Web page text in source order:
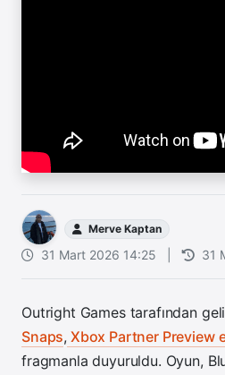
Merve Kaptan
31 Mart 2026 14:25 31
Outright Games tarafından
Snaps, Xbox Partner Preview
fragmanla duyuruldu. Oyun,